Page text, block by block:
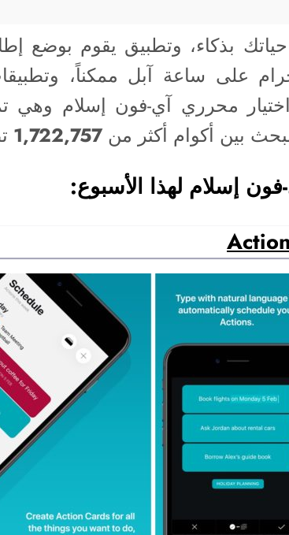
بذكاء، وتطبيق يقوم بوضع
على ساعة آبل ممكناً،
محرري آي-فون إسلام وهي
بين أكوام أكثر من1,722,757
فون إسلام لهذا الأسبوع: